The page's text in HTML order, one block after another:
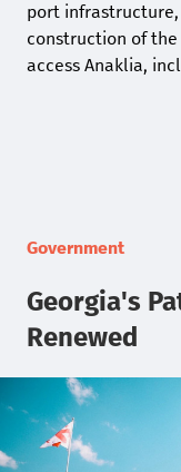
port
construction of
access Anaklia,
Government
Georgia's
Renewed